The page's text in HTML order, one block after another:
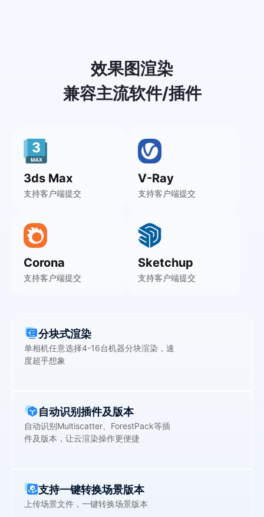
效果图渲染
兼容主流软件/插件
3ds Max
支持客户端提交
V-Ray
支持客户端提交
Corona
支持客户端提交
Sketchup
支持客户端提交
分块式渲染
单相机任意选择4-16台机器分块渲染，速
度超乎想象
自动识别插件及版本
自动识别Multiscatter、ForestPack等插
件及版本，让云渲染操作更便捷
支持一键转换场景版本
上传场景文件，一键转换场景版本